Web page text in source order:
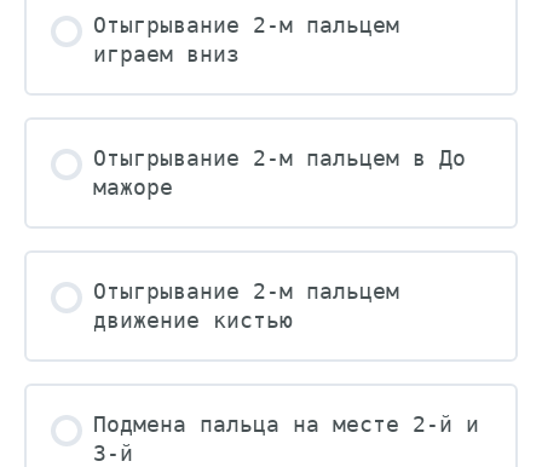
Отыгрывание 2-м пальцем
играем вниз
Отыгрывание 2-м пальцем в До
мажоре
Отыгрывание 2-м пальцем
движение кистью
Подмена пальца на месте 2-й и
3-й